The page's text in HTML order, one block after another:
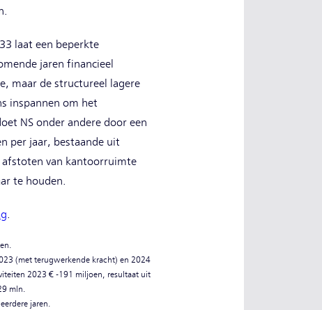
laat een beperkte
jaren financieel
maar de structureel lagere
inspannen om het
NS onder andere door een
per jaar, bestaande uit
afstoten van kantoorruimte
te houden.
.
(met terugwerkende kracht) en 2024
2023 € -191 miljoen, resultaat uit
mln.
jaren.